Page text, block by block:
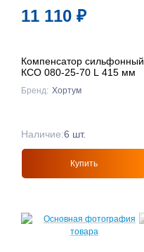
11 110 ₽
Компенсатор сильфонный
КСО 080-25-70 L 415 мм
Бренд: Хортум
Наличие:6 шт.
Купить